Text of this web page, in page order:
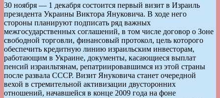
30 ноября — 1 декабря состоится первый визит в Израиль
президента Украины Виктора Януковича. В ходе него
стороны планируют подписать ряд важных
межгосударственных соглашений, в том числе договор о Зоне
свободной торговли, финансовый протокол, цель которого
обеспечить кредитную линию израильским инвесторам,
работающим в Украине, документы, касающиеся выплат
пенсий израильтянам, репатриировавшимся из этой страны
после развала СССР. Визит Януковича станет очередной
вехой в стремительной активизации двусторонних
отношений, начавшейся в конце 2009 года на фоне